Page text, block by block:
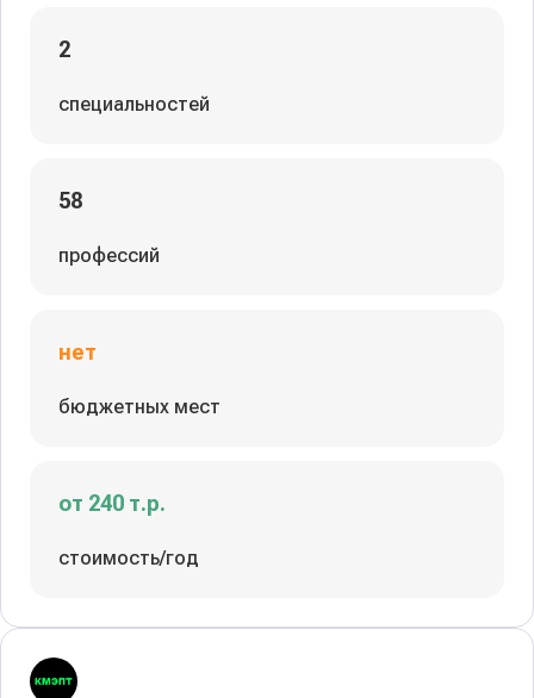
2
специальностей
58
профессий
нет
бюджетных мест
от 240 т.р.
стоимость/год